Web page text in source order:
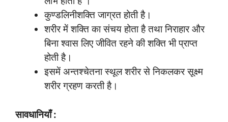
कुण्डलिनीशक्ति जाग्रत होती है।
शरीर में शक्ति का संचय होता है तथा निराहार और
बिना श्वास लिए जीवित रहने की शक्ति भी प्राप्त
होती है।
इसमें अन्तश्चेतना स्थूल शरीर से निकलकर सूक्ष्म
शरीर ग्रहण करती है।
सावधानियाँ :